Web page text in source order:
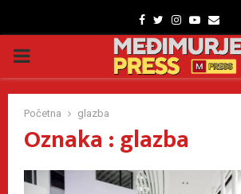
Facebook
TwitterInstagram
Youtube
Email
PRIMARY
MENU
Početna glazba
Oznaka : glazba